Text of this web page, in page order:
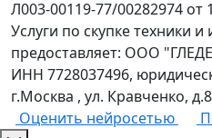
Л003-00119-77/00282974 от
Услуги по скупке техники
предоставляет: ООО
ИНН 7728037496,
г.Москва , ул. Кравченко,
Оценить нейросетью